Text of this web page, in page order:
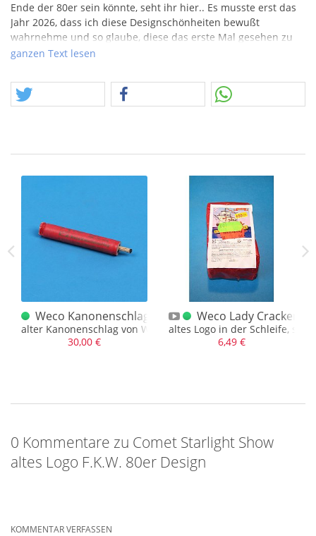
Ende der 80er sein könnte, seht ihr hier.. Es musste erst das
Jahr 2026, dass ich diese Designschönheiten bewußt
wahrnehme und so glaube, diese das erste Mal gesehen zu
haben.
"Feuerwerkskörper", welche nicht funktionieren.
17.06.26
irgendwo versteckt, verfolgen. Warum nicht einfach Standard-
weil es nicht echt ist, weil das jeder kann, und hoffentlich
bald keinen mehr interessiert. Im Gegenzug wird es immer
schwierige diesen Fake zu erkennen. Daher hoffe ich, das
euch die oft fehlerdurchtränkten Worte bei uns besser
gefallen, als das ewig immer Gleiche, was eben diese Art der
Zukunft für uns bereit hält.
ganzen Text lesen
B altes Logo
Weco Kanonenschlag A 80er Jahre großes Logo
alter Kanonenschlag von Weco, 80er Jahre, gewürgt.
30,00 €
Weco Lady Cracker
altes Logo in der Schleife,
6,49 €
0 Kommentare zu Comet Starlight Show
altes Logo F.K.W. 80er Design
KOMMENTAR VERFASSEN